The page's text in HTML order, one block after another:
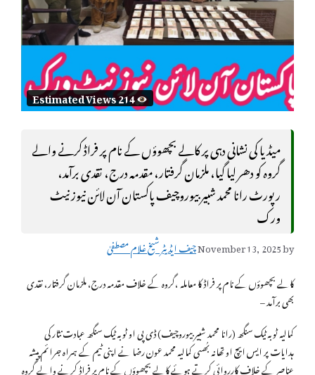
Estimated Views 214
میڈیا کی نشانی دہی پر کالے بچھوؤں کے نام پر فراڈ کرنے والے
گروہ کو دھر لیا گیا، ملزمان گرفتار، مقدمہ درج، نقدی برآمد،
رپورٹ رانا محمد شبیر بیوروچیف پاکستان آن لائن نیوز نیٹ
ورک
November 13, 2025by
چیف ایڈیٹر شیخ غلام مصطفیٰ
کالے بچھوؤں کے نام پر فراڈ کا معاملہ ،گروہ کے خلاف مقدمہ درج، ملزمان گرفتار، نقدی
بھی برآمد –
کمالیہ ٹوبہ ٹیک سنگھ (رانا محمد شبیر بیوروچیف) ڈی پی او ٹوبہ ٹیک سنگھ عبادت نثار کی
ہدایات پر ایس ایچ او تھانہ بُھسی کمالیہ محمد عون رضا نے اپنی ٹیم کے ہمراہ جرائم پیشہ
عناصر کے خلاف کارروائی کرتے ہوئے کالے بچھوؤں کے نام پر فراڈ کرنے والے گروہ